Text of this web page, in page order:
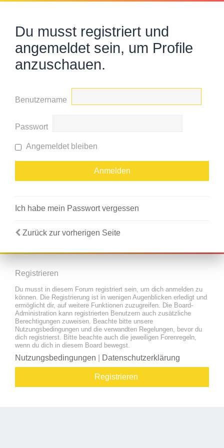
Du musst registriert und
angemeldet sein, um Profile
anzuschauen.
Benutzername
Passwort
Angemeldet bleiben
Ich habe mein Passwort vergessen
Zurück zur vorherigen Seite
Registrieren
Du musst in diesem Forum registriert sein, um dich anmelden zu
können. Die Registrierung ist in wenigen Augenblicken erledigt und
ermöglicht dir, auf weitere Funktionen zuzugreifen. Die Board-
Administration kann registrierten Benutzern auch zusätzliche
Berechtigungen zuweisen. Beachte bitte unsere
Nutzungsbedingungen und die verwandten Regelungen, bevor du
dich registrierst. Bitte beachte auch die jeweiligen Forenregeln,
wenn du dich in diesem Board bewegst.
Nutzungsbedingungen Datenschutzerklärung
Registrieren